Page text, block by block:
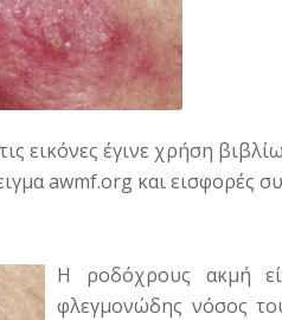
εικόνες έγινε χρήση
awmf.org και εισφορές
Η ροδόχρους ακμή
φλεγμονώδης νόσος